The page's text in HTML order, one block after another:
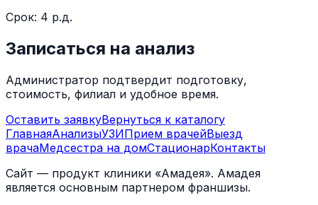
Срок: 4 р.д.
Записаться на анализ
Администратор подтвердит подготовку,
стоимость, филиал и удобное время.
Оставить заявкуВернуться к каталогу
ГлавнаяАнализыУЗИПрием врачейВыезд
врачаМедсестра на домСтационарКонтакты
Сайт — продукт клиники «Амадея». Амадея
является основным партнером франшизы.